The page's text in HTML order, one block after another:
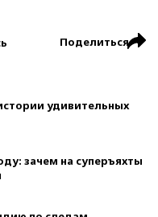
Поделиться
удивительных
зачем на суперъяхты